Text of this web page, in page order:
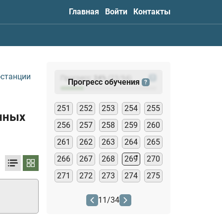
Главная Войти Контакты
Прогресс: (23
Прогресс обучения ?
251 252 253 254
255
256
257 258 259
260
261
262 263 264
265
266
267 268 269
270
271
272 273 274 275
11/34